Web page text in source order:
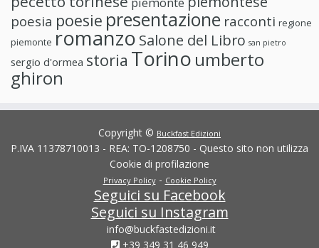
poesia poesie presentazione racconti regione
piemonte romanzo Salone del Libro san pietro
sergio d'ormea storia Torino umberto
ghiron
Copyright © Buckfast Edizioni
P.IVA 11378710013 - REA: TO-1208750 - Questo sito non utilizza
Cookie di profilazione
Privacy Policy- Cookie Policy
Seguici su Facebook
Seguici su Instagram
info@buckfastedizioni.it
+39 349 31 46 949